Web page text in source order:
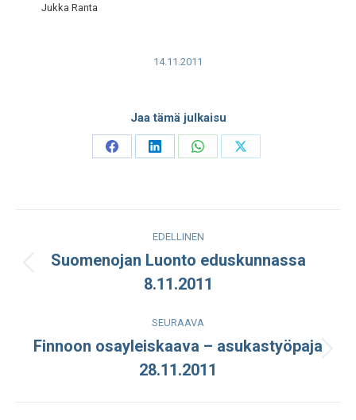
Jukka Ranta
14.11.2011
Jaa tämä julkaisu
Share
Share
Share
Share
navigation
EDELLINEN
julkaisu:
Suomenojan Luonto eduskunnassa
8.11.2011
SEURAAVA
julkaisu:
Finnoon osayleiskaava – asukastyöpaja
28.11.2011